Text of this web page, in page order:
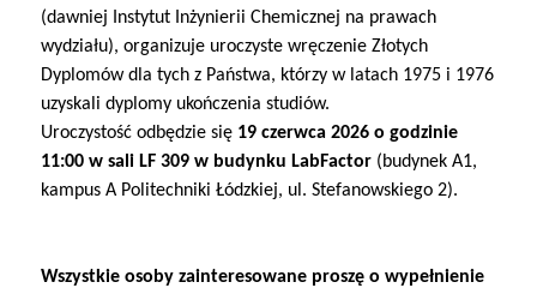
(dawniej Instytut Inżynierii Chemicznej na prawach
wydziału), organizuje uroczyste wręczenie Złotych
Dyplomów dla tych z Państwa, którzy w latach 1975 i 1976
uzyskali dyplomy ukończenia studiów.
Uroczystość odbędzie się 19 czerwca 2026 o godzinie
11:00 w sali LF 309 w budynku LabFactor (budynek A1,
kampus A Politechniki Łódzkiej, ul. Stefanowskiego 2).
Wszystkie osoby zainteresowane proszę o wypełnienie